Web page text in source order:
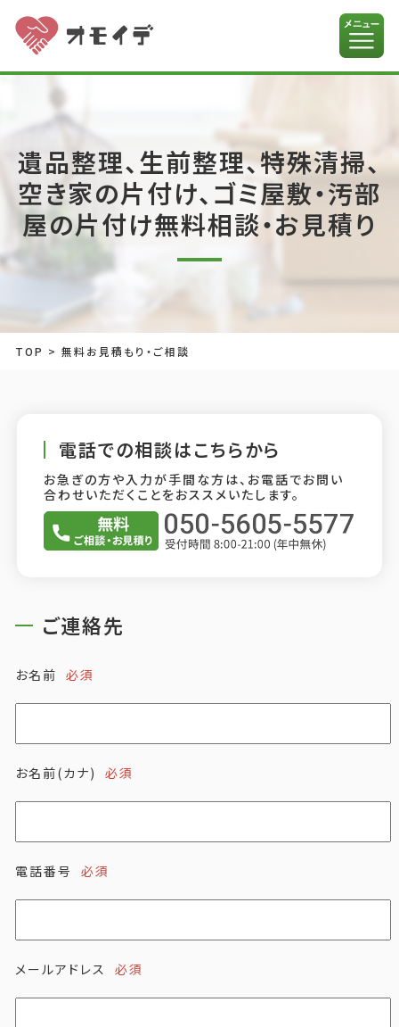
遺品整理、生前整理、特殊清掃、
空き家の片付け、ゴミ屋敷・汚部
屋の片付け無料相談・お見積り
TOP > 無料お見積もり・ご相談
電話での相談はこちらから
お急ぎの方や入力が手間な方は、お電話でお問い
合わせいただくことをおススメいたします。
ご連絡先
お名前 必須
お名前(カナ) 必須
電話番号 必須
メールアドレス 必須